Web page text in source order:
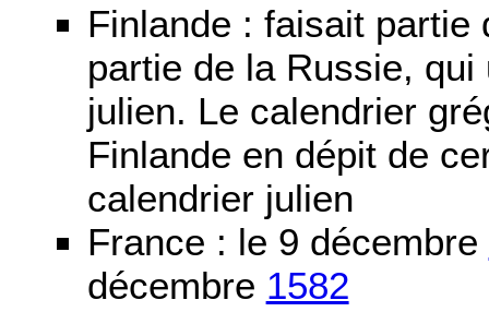
Finlande : faisait partie
partie de la Russie,
julien. Le calendrier
Finlande en dépit de
calendrier julien
France : le 9 décembre
décembre 1582